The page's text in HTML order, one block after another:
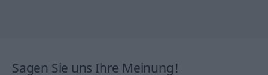
Sagen Sie uns Ihre Meinung!